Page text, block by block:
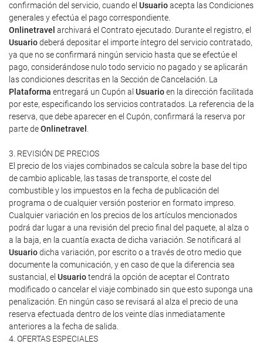
confirmación del servicio, cuando el Usuarioacepta las Condiciones
generales y efectúa el pago correspondiente.
Onlinetravel archivará el Contrato ejecutado. Durante el registro, el
Usuariodeberá depositar el importe íntegro del servicio contratado,
ya que no se confirmará ningún servicio hasta que se efectúe el
pago, considerándose nulo todo servicio no pagado y se aplicarán
las condiciones descritas en la Sección de Cancelación. La
Plataforma entregará un Cupón al Usuarioen la dirección facilitada
por este, especificando los servicios contratados. La referencia de la
reserva, que debe aparecer en el Cupón, confirmará la reserva por
parte deOnlinetravel
3. REVISIÓN DE PRECIOS
El precio de los viajes combinados se calcula sobre la base del tipo
de cambio aplicable, las tasas de transporte, el coste del
combustible y los impuestos en la fecha de publicación del
programa o de cualquier versión posterior en formato impreso.
Cualquier variación en los precios de los artículos mencionados
podrá dar lugar a una revisión del precio final del paquete, al alza o
a la baja, en la cuantía exacta de dicha variación. Se notificará al
Usuariodicha variación, por escrito o a través de otro medio que
documente la comunicación, y en caso de que la diferencia sea
sustancial, el Usuariotendrá la opción de aceptar el Contrato
modificado o cancelar el viaje combinado sin que esto suponga una
penalización. En ningún caso se revisará al alza el precio de una
reserva efectuada dentro de los veinte días inmediatamente
anteriores a la fecha de salida.
4. OFERTAS ESPECIALES